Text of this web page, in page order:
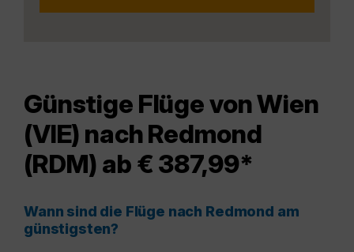
Günstige Flüge von Wien
(VIE) nach Redmond
(RDM) ab € 387,99*
Wann sind die Flüge nach Redmond am
günstigsten?